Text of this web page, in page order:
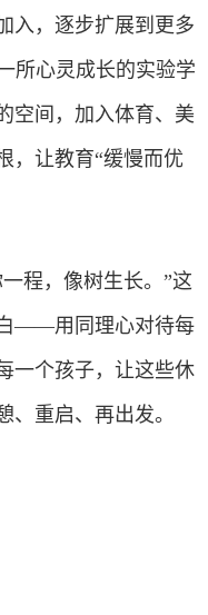
入，逐步扩展到更多
所心灵成长的实验学
空间，加入体育、美
，让教育“缓慢而优
程，像树生长。”这
——用同理心对待每
一个孩子，让这些休
、重启、再出发。